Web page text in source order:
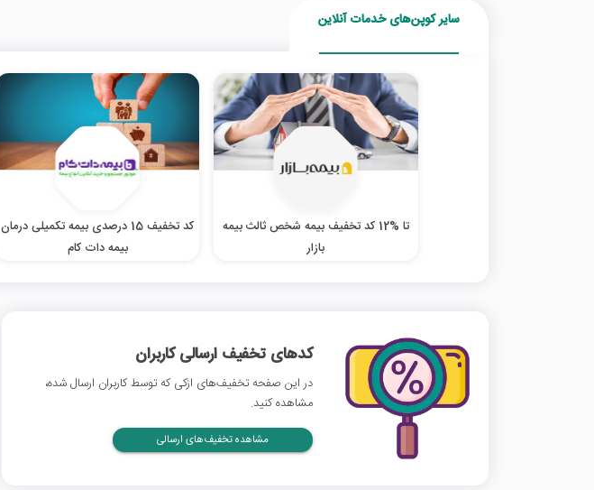
سایر کوپن‌های خدمات آنلاین
تا %12 کد تخفیف بیمه شخص ثالث بیمه
بازار
کد تخفیف 15 درصدی بیمه تکمیلی درمان
بیمه دات کام
کدهای تخفیف ارسالی کاربران
در این صفحه تخفیف‌های ازکی که توسط کاربران ارسال شده،
مشاهده کنید.
مشاهده تخفیف‌های ارسالی